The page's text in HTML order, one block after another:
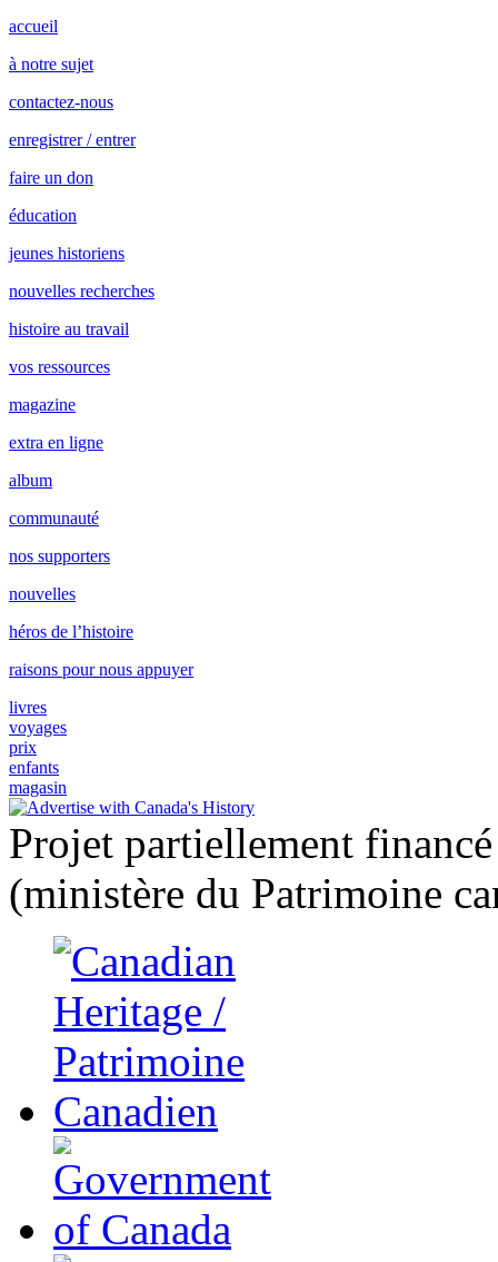
accueil
à notre sujet
contactez-nous
enregistrer / entrer
faire un don
éducation
jeunes historiens
nouvelles recherches
histoire au travail
vos ressources
magazine
extra en ligne
album
communauté
nos supporters
nouvelles
héros de l’histoire
raisons pour nous appuyer
livres
voyages
prix
enfants
magasin
Projet partiellement
(ministère du Patrimoine